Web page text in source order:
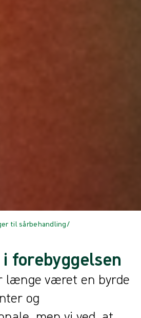
til sårbehandling/
forebyggelsen
længe været en byrde
og